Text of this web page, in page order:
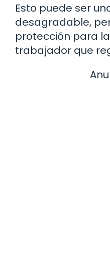
Esto puede ser
desagradable,
protección para
trabajador que